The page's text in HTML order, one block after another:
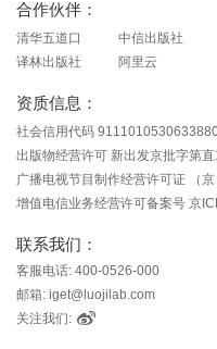
合作伙伴：
清华五道口 中信出版社
译林出版社
阿里云
资质信息：
社会信用代码
出版物经营许可 新出发京批字第
广播电视节目制作经营许可证 （
增值电信业务经营许可备案号 京
联系我们：
客服电话: 400-0526-000
邮箱: iget@luojilab.com
关注我们: